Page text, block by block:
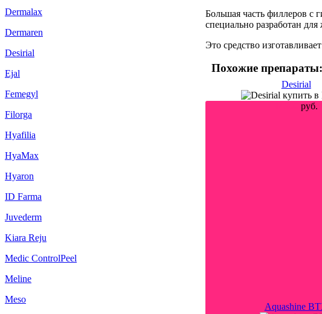
Dermalax
Dermaren
Desirial
Ejal
Femegyl
Filorga
Hyafilia
HyaMax
Hyaron
ID Farma
Juvederm
Kiara Reju
Medic ControlPeel
Meline
Meso
Большая часть филлеров с
специально разработан
Это средство
Похожие препараты:
Desirial
руб.
Aquashine